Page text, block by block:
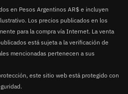
en Pesos Argentinos AR$ e incluyen
Los precios publicados en los
para la compra vía Internet. La venta
está sujeta a la verificación de
mencionadas pertenecen a sus
este sitio web está protegido con